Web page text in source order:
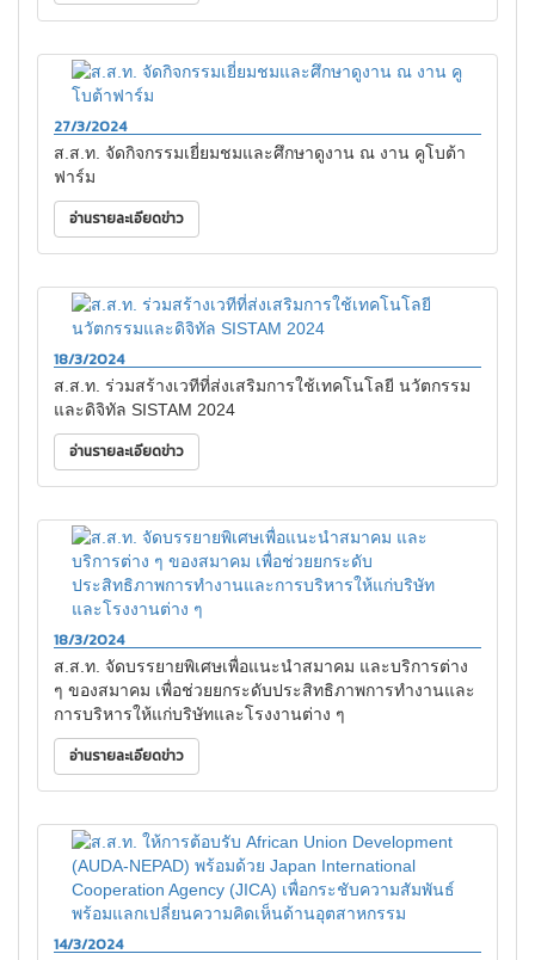
27/3/2024
ส.ส.ท. จัดกิจกรรมเยี่ยมชมและศึกษาดูงาน ณ งาน คูโบต้า
ฟาร์ม
อ่านรายละเอียดข่าว
18/3/2024
ส.ส.ท. ร่วมสร้างเวทีที่ส่งเสริมการใช้เทคโนโลยี นวัตกรรม
และดิจิทัล SISTAM 2024
อ่านรายละเอียดข่าว
18/3/2024
ส.ส.ท. จัดบรรยายพิเศษเพื่อแนะนำสมาคม และบริการต่าง
ๆ ของสมาคม เพื่อช่วยยกระดับประสิทธิภาพการทำงานและ
การบริหารให้แก่บริษัทและโรงงานต่าง ๆ
อ่านรายละเอียดข่าว
14/3/2024